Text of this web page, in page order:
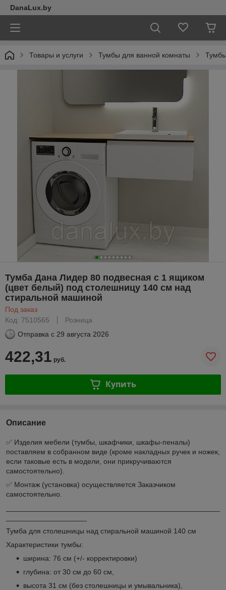
DanaLux.by
Товары и услуги Тумбы для ванной комнаты
Тумба Дана Лидер 80 подвесная с 1 ящиком
(цвет белый) под столешницу 140 см над
стиральной машиной
Под заказ
Код: 7510565
Розница
Отправка с 29 августа 2026
422,31 руб.
Купить
Описание
✅ Изделия мебели (тумбы, шкафчики, шкафы-пеналы)
поставляем в собранном виде (кроме накладных ручек и ножек,
если таковые есть в модели, они прикручиваются
самостоятельно).
✅ Монтаж (установка) осуществляется Заказчиком
самостоятельно.
Тумба для столешницы над стиральной машиной 140 см
Характеристики тумбы:
ширина: 76 см (+/- корректировки)
глубина: от 30 см до 60 см,
высота 31 см (без столешницы и умывальника),